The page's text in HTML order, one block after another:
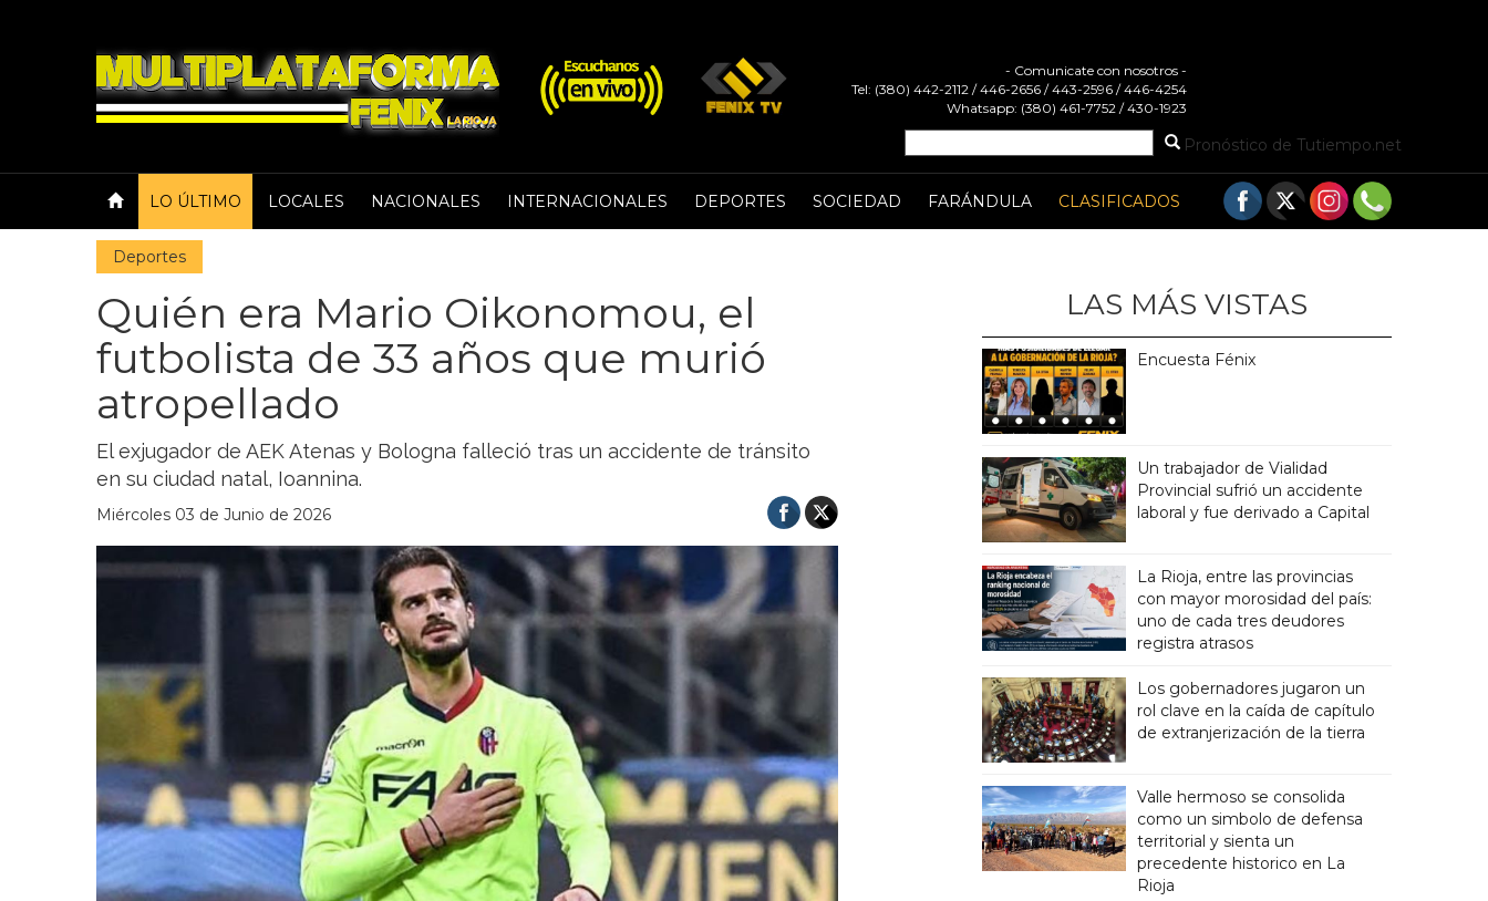
- Comunicate con nosotros -
Tel: (380) 442-2112 / 446-2656 / 443-2596 / 446-4254
Whatsapp: (380) 461-7752 / 430-1923
Pronóstico de Tutiempo.net
LO ÚLTIMO LOCALES NACIONALES INTERNACIONALES DEPORTES SOCIEDAD FARÁNDULA CLASIFICADOS
Deportes
Quién era Mario Oikonomou, el
futbolista de 33 años que murió
atropellado
El exjugador de AEK Atenas y Bologna falleció tras un accidente de tránsito
en su ciudad natal, Ioannina.
Miércoles 03 de Junio de 2026
LAS MÁS VISTAS
Encuesta Fénix
Un trabajador de Vialidad
Provincial sufrió un accidente
laboral y fue derivado a Capital
La Rioja, entre las provincias
con mayor morosidad del país:
uno de cada tres deudores
registra atrasos
Los gobernadores jugaron un
rol clave en la caída de capítulo
de extranjerización de la tierra
Valle hermoso se consolida
como un simbolo de defensa
territorial y sienta un
precedente historico en La
Rioja